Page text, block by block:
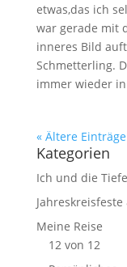
etwas,das ich
war gerade mit
inneres Bild
Schmetterling.
immer wieder
« Ältere Einträge
Kategorien
Ich und die Tiefe
Jahreskreisfeste
Meine Reise
12 von 12